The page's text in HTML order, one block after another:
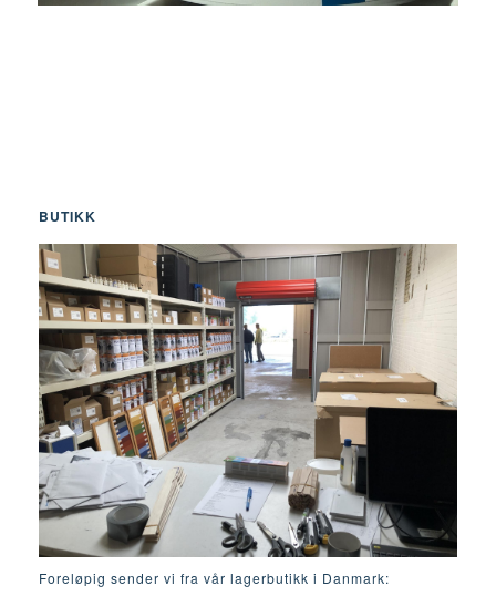
BUTIKK
Foreløpig sender vi fra vår lagerbutikk i Danmark: